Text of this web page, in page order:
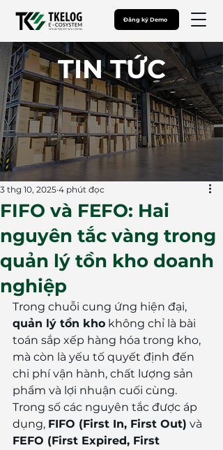
Đăng ký Demo
​TIN TỨC
FIFO và FEFO: Hai
nguyên tắc vàng trong
quản lý tồn kho doanh
nghiệp
3 thg 10, 2025 4 phút đọc
Trong chuỗi cung ứng hiện đại,
quản lý tồn kho không chỉ là bài
toán sắp xếp hàng hóa trong kho,
mà còn là yếu tố quyết định đến
chi phí vận hành, chất lượng sản
phẩm và lợi nhuận cuối cùng.
Trong số các nguyên tắc được áp
dụng, FIFO (First In, First Out) và
FEFO (First Expired, First